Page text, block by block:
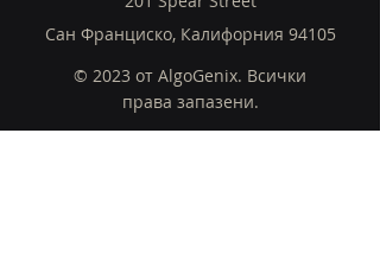
Сан Франциско, Калифорния 94105
© 2023 от AlgoGenix. Всички
права запазени.